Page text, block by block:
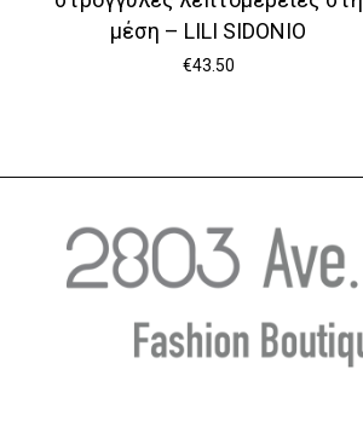
μέση – LILI SIDONIO
€43.50